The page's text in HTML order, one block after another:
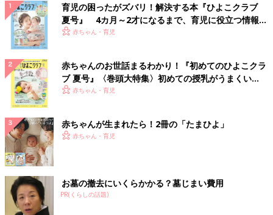
育児の困ったがズバリ！解決する本『ひよこクラブ
夏号』 4カ月～2才になるまで、育児に役立つ情報が
いっぱい！
赤ちゃん・育児
赤ちゃんのお世話まるわかり！『初めてのひよこクラ
ブ 夏号』〈巻頭大特集〉初めての授乳がうまくい
く！ おっぱい・ミルクの基本と夏のトラブル 解決テ
赤ちゃん・育児
赤ちゃんが生まれたら！2冊の「たまひよ」
赤ちゃん・育児
お墓の撤去にいくらかかる？墓じまい費用
PR(くらしの話題)